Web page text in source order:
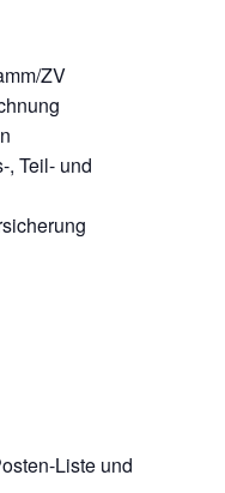
ZV
, Teil- und
Liste und